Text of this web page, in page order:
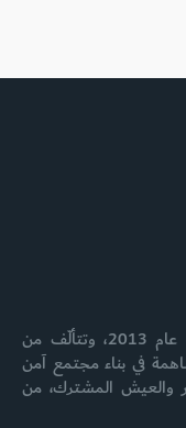
شبكة سوريّة مستقلّة غير ربحيّة تأسّست عام 2013، وتتألّف من
في بناء مجتمع آمن
والعيش المشترك، من